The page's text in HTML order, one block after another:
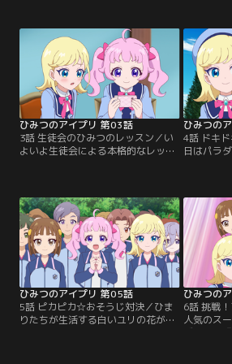
踊るアイドルプリンセス--アイプリ
に憧れているけど、人見知りでキン
チョーしぃのひまりには、ちょっと
むずかしいかも。そんなひまりが、
なんと入学式で生徒代表の挨拶をす
ることに！？
気づく。
ーちゃん
し、ひま
ことに心
謝りたい
ひみつのアイプリ 第03話
3話 生徒会のひみつのレッスン／い
よいよ生徒会による本格的なレッス
アイプリバースへ遊びにさそう。色
んな場所を案内してもらって、楽し
い時間をすごすひまり。しかしステ
ージの控室を見て、「もっといっぱ
い練習してから、アイプリになった
方が良かったのかな……」…。
ひみつの
4話 ドキ
日はパラ
学園内を
になった
ひいろが
時、ポケ
が落ちて
ないひい
ひみつのアイプリ 第05話
5話 ピカピカ☆おそうじ対決／ひま
りたちが生活する白いユリの花がモ
ひみつの
6話 挑戦
人気のス
ズリ』と